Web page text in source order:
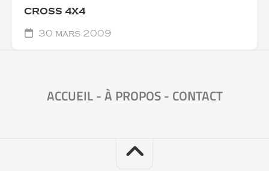
CROSS 4X4
30 mars 2009
ACCUEIL-À PROPOS- CONTACT